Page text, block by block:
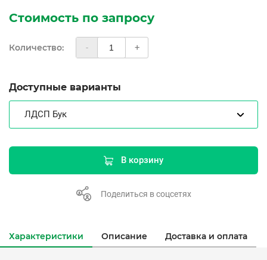
Стоимость по запросу
Количество: - +
Доступные варианты
ЛДСП Бук
В корзину
Поделиться в соцсетях
Характеристики Описание Доставка и оплата